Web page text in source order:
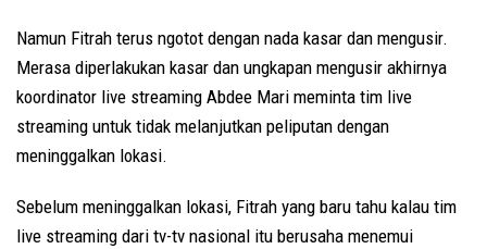
Namun Fitrah terus ngotot dengan nada kasar dan mengusir.
Merasa diperlakukan kasar dan ungkapan mengusir akhirnya
koordinator live streaming Abdee Mari meminta tim live
streaming untuk tidak melanjutkan peliputan dengan
meninggalkan lokasi.
Sebelum meninggalkan lokasi, Fitrah yang baru tahu kalau tim
live streaming dari tv-tv nasional itu berusaha menemui